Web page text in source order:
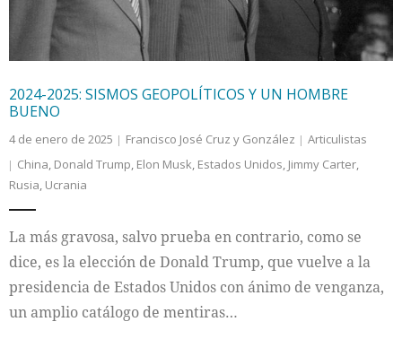
2024-2025: SISMOS GEOPOLÍTICOS Y UN HOMBRE
BUENO
4 de enero de 2025 Francisco José Cruz y González
Articulistas
China Donald Trump Elon Musk Estados Unidos Jimmy Carter
Rusia Ucrania
La más gravosa, salvo prueba en contrario, como se
dice, es la elección de Donald Trump, que vuelve a la
presidencia de Estados Unidos con ánimo de venganza,
un amplio catálogo de mentiras…